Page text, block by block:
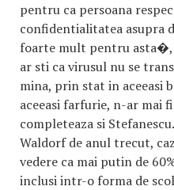
pentru ca persoana
confidentialitatea asupra
foarte mult pentru asta�,
ar sti ca virusul nu se
mina, prin stat in aceeasi
aceeasi farfurie, n-ar mai
completeaza si
Waldorf de anul trecut,
vedere ca mai putin de
inclusi intr-o forma de